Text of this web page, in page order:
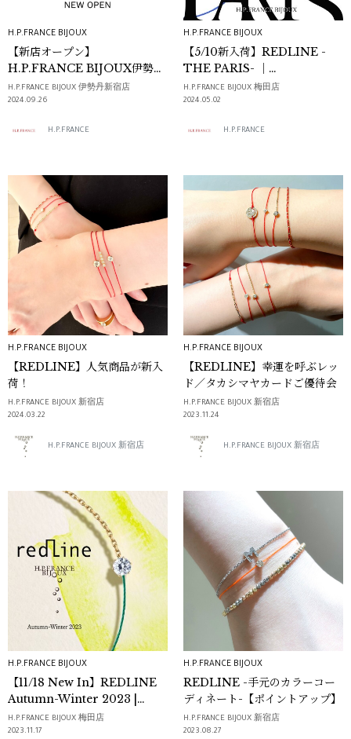
H.P.FRANCE BIJOUX
【新店オープン】
H.P.FRANCE BIJOUX伊勢丹
新宿店
H.P.FRANCE BIJOUX 伊勢丹新宿店
2024.09.26
H.P.FRANCE
H.P.FRANCE BIJOUX
【5/10新入荷】REDLINE -
THE PARIS- ｜
H.P.FRANCE BIJOUX
H.P.FRANCE BIJOUX 梅田店
2024.05.02
H.P.FRANCE
H.P.FRANCE BIJOUX
【REDLINE】人気商品が新入
荷！
H.P.FRANCE BIJOUX 新宿店
2024.03.22
H.P.FRANCE BIJOUX 新宿店
H.P.FRANCE BIJOUX
【REDLINE】幸運を呼ぶレッ
ド／タカシマヤカードご優待会
H.P.FRANCE BIJOUX 新宿店
2023.11.24
H.P.FRANCE BIJOUX 新宿店
H.P.FRANCE BIJOUX
【11/18 New In】REDLINE
Autumn-Winter 2023 |
H.P.FRANCE BIJOUX
H.P.FRANCE BIJOUX 梅田店
2023.11.17
H.P.FRANCE BIJOUX
REDLINE -手元のカラーコー
ディネート-【ポイントアップ】
H.P.FRANCE BIJOUX 新宿店
2023.08.27